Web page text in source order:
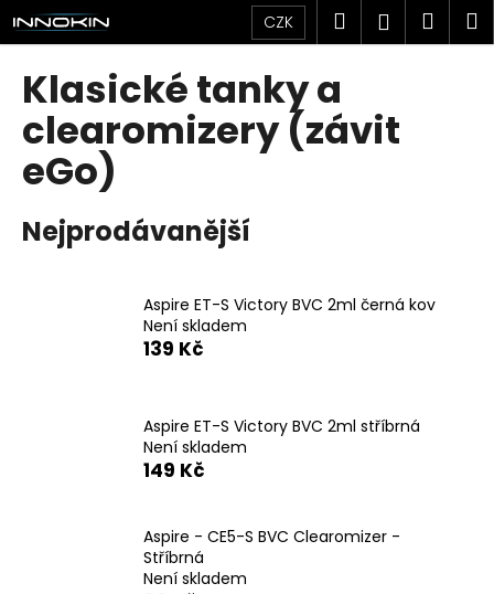
Přejít
na
obsah
CZK Hledat
Klasické tanky a
clearomizery (závit
eGo)
Nejprodávanější
Aspire ET-S Victory BVC 2ml černá kov
Není skladem
139 Kč
Aspire ET-S Victory BVC 2ml stříbrná
Není skladem
149 Kč
Aspire - CE5-S BVC Clearomizer -
Stříbrná
Není skladem
K
o
C
o
p
t